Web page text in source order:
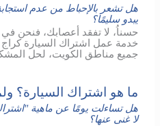
هل تشعر بالإحباط من عدم
يبدو سليمًا؟
حسناُ، لا تفقد أعصابك، فنحن
خدمة عمل اشتراك السيارة كراج
جميع مناطق الكويت، لحل
ما هو اشتراك السيارة؟
هل تساءلت يومًا عن ماهية
لا غنى عنها؟